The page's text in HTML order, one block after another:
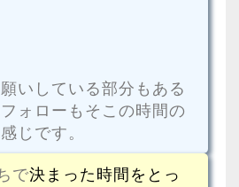
いしている部分もある
ォローもそこの時間の
じです。
で決まった時間をとっ